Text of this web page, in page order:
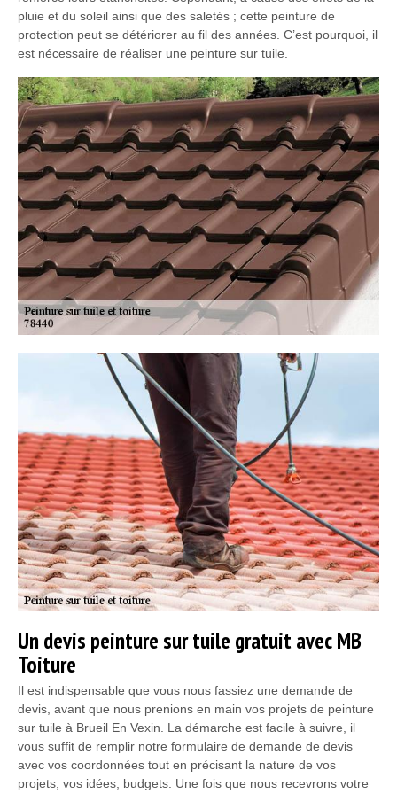
pluie et du soleil ainsi que des saletés ; cette peinture de
protection peut se détériorer au fil des années. C’est pourquoi, il
est nécessaire de réaliser une peinture sur tuile.
Un devis peinture sur tuile gratuit avec MB
Toiture
Il est indispensable que vous nous fassiez une demande de
devis, avant que nous prenions en main vos projets de peinture
sur tuile à Brueil En Vexin. La démarche est facile à suivre, il
vous suffit de remplir notre formulaire de demande de devis
avec vos coordonnées tout en précisant la nature de vos
projets, vos idées, budgets. Une fois que nous recevrons votre